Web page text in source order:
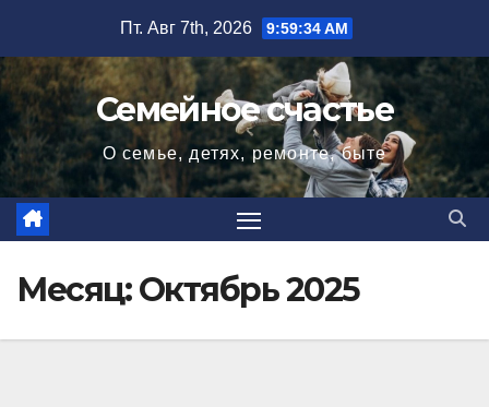
содержимому
Пт. Авг 7th, 2026 9:59:35 AM
Семейное счастье
О семье, детях, ремонте, быте
Месяц:Октябрь 2025